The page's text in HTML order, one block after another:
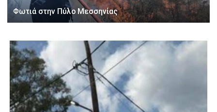
Φωτιά στην Πύλο Μεσσηνίας